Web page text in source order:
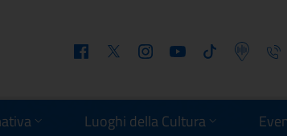
FacebookTwitter InstagramYoutube Tiktok Podcast
Luoghi della Cultura